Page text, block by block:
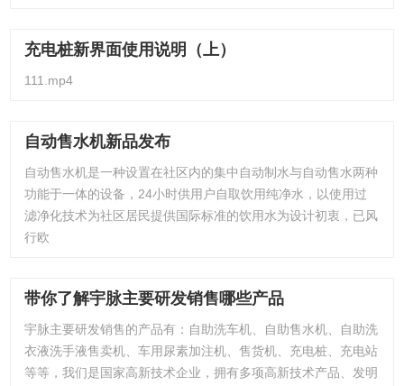
充电桩新界面使用说明（上）
111.mp4
自动售水机新品发布
自动售水机是一种设置在社区内的集中自动制水与自动售水两种
功能于一体的设备，24小时供用户自取饮用纯净水，以使用过
滤净化技术为社区居民提供国际标准的饮用水为设计初衷，已风
行欧
带你了解宇脉主要研发销售哪些产品
宇脉主要研发销售的产品有：自助洗车机、自助售水机、自助洗
衣液洗手液售卖机、车用尿素加注机、售货机、充电桩、充电站
等等，我们是国家高新技术企业，拥有多项高新技术产品、发明